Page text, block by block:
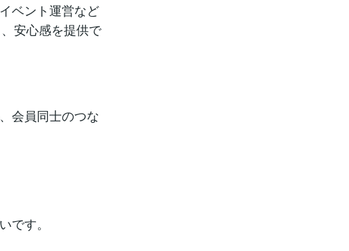
ベント運営など
安心感を提供で
会員同士のつな
です。